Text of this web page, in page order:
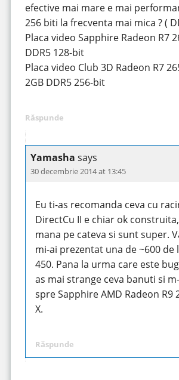
efective mai mare e mai
256 biti la frecventa mai mica ? (
Placa video Sapphire Radeon R7
DDR5 128-bit
Placa video Club 3D Radeon R7
2GB DDR5 256-bit
Răspunde
Yamasha says
30 decembrie 2014 at 13:45
Eu ti-as recomanda ceva cu
DirectCu II e chiar ok
mana pe cateva si sunt super.
mi-ai prezentat una de ~600 de
450. Pana la urma care este
as mai strange ceva banuti si
spre Sapphire AMD Radeon R9
X.
Răspunde